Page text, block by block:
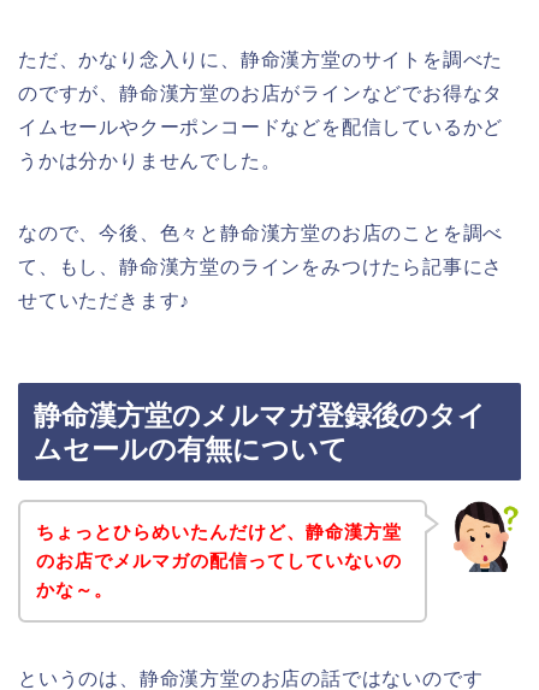
ただ、かなり念入りに、静命漢方堂のサイトを調べた
のですが、静命漢方堂のお店がラインなどでお得なタ
イムセールやクーポンコードなどを配信しているかど
うかは分かりませんでした。
なので、今後、色々と静命漢方堂のお店のことを調べ
て、もし、静命漢方堂のラインをみつけたら記事にさ
せていただきます♪
静命漢方堂のメルマガ登録後のタイ
ムセールの有無について
ちょっとひらめいたんだけど、静命漢方堂
のお店でメルマガの配信ってしていないの
かな～。
というのは、静命漢方堂のお店の話ではないのです